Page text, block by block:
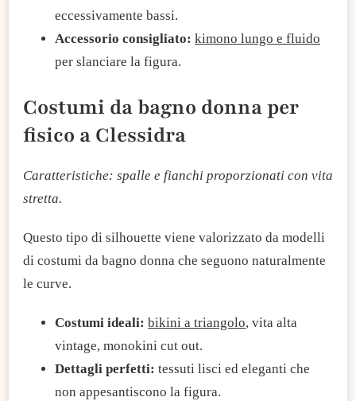
eccessivamente bassi.
Accessorio consigliato: kimono lungo e fluido
per slanciare la figura.
Costumi da bagno donna per
fisico a Clessidra
Caratteristiche: spalle e fianchi proporzionati con vita
stretta.
Questo tipo di silhouette viene valorizzato da modelli
di costumi da bagno donna che seguono naturalmente
le curve.
Costumi ideali: bikini a triangolo, vita alta
vintage, monokini cut out.
Dettagli perfetti: tessuti lisci ed eleganti che
non appesantiscono la figura.